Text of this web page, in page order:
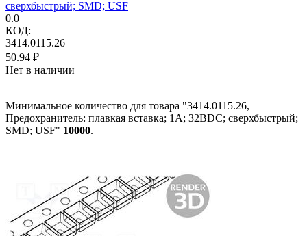
сверхбыстрый; SMD; USF
0.0
КОД:
3414.0115.26
50.94 ₽
Нет в наличии
Минимальное количество для товара "3414.0115.26,
Предохранитель: плавкая вставка; 1А; 32ВDC; сверхбыстрый;
SMD; USF" 10000.